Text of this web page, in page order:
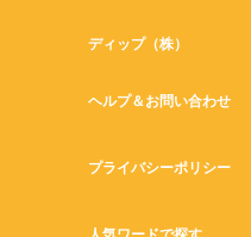
ディップ（株）
ヘルプ＆お問い合わせ
プライバシーポリシー